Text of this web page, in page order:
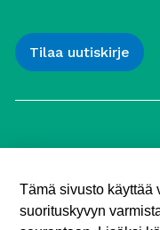
Työttömien
00100 Helsinki
Puh. 040 547 7090
Tämä sivusto käyttää
suorituskyvyn